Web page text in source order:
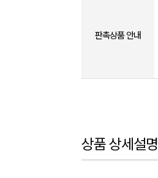
판촉상품 안내
상품 상세설명